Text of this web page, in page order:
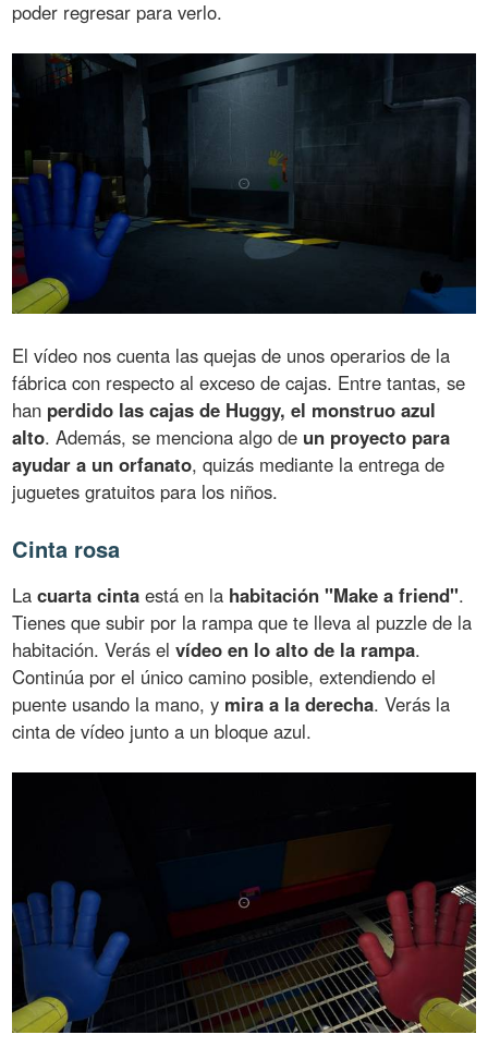
poder regresar para verlo.
El vídeo nos cuenta las quejas de unos operarios de la
fábrica con respecto al exceso de cajas. Entre tantas, se
han perdido las cajas de Huggy, el monstruo azul
alto. Además, se menciona algo de un proyecto para
ayudar a un orfanato, quizás mediante la entrega de
juguetes gratuitos para los niños.
Cinta rosa
Lacuarta cinta está en la habitación "Make a friend".
Tienes que subir por la rampa que te lleva al puzzle de la
habitación. Verás elvídeo en lo alto de la rampa.
Continúa por el único camino posible, extendiendo el
puente usando la mano, y mira a la derecha. Verás la
cinta de vídeo junto a un bloque azul.